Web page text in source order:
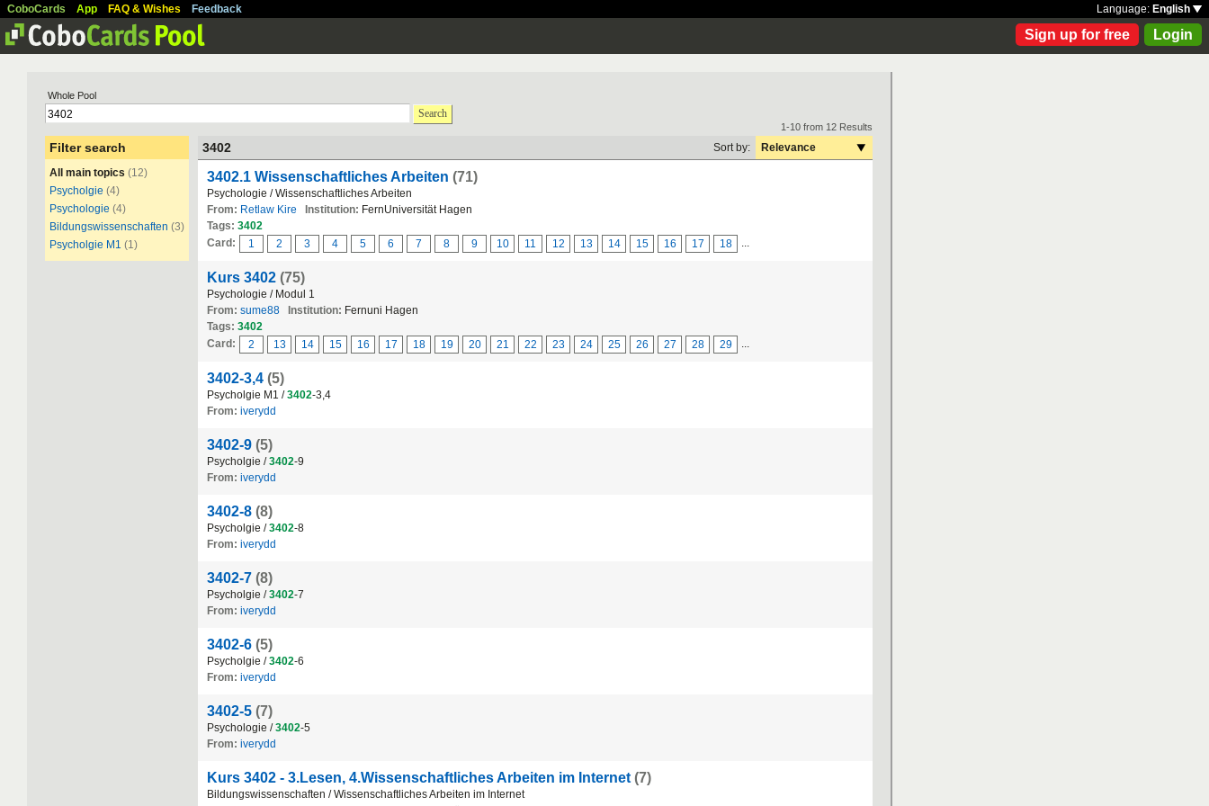
CoboCards App FAQ & Wishes Feedback Language: English
Sign up for free Login
Whole Pool
Search
Filter search
All main topics (12)
Psycholgie (4)
Psychologie (4)
Bildungswissenschaften (3)
Psycholgie M1 (1)
1-10 from 12 Results
3402 Sort by: Relevance
3402.1 Wissenschaftliches Arbeiten (71)
Psychologie / Wissenschaftliches Arbeiten
From: Retlaw Kire Institution: FernUniversität Hagen
Tags: 3402
Card:
1 2 3 4 5 6 7 8 9 10 11 12 13 14 15 16 17 18 ...
Kurs 3402 (75)
Psychologie / Modul 1
From: sume88 Institution: Fernuni Hagen
Tags: 3402
Card:
2 13 14 15 16 17 18 19 20 21 22 23 24 25 26 27 28 29 ...
3402-3,4 (5)
Psycholgie M1 /3402-3,4
From: iverydd
3402-9 (5)
Psycholgie /3402-9
From: iverydd
3402-8 (8)
Psycholgie /3402-8
From: iverydd
3402-7 (8)
Psycholgie /3402-7
From: iverydd
3402-6 (5)
Psycholgie /3402-6
From: iverydd
3402-5 (7)
Psychologie /3402-5
From: iverydd
Kurs 3402 - 3.Lesen, 4.Wissenschaftliches Arbeiten im Internet (7)
Bildungswissenschaften / Wissenschaftliches Arbeiten im Internet